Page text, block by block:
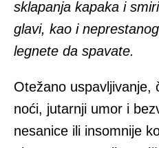
sklapanja kapaka i
glavi, kao i
legnete da spavate.
Otežano uspavljivanje,
noći, jutarnji umor i
nesanice ili insomnije